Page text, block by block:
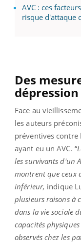
AVC : ces
risque d'attaque
Des
dépression
Face au
les auteurs
préventives contre
ayant eu un AVC. “
les survivants d'un
montrent que ceux
inférieur, indique
plusieurs raisons à
dans la vie sociale
capacités
observés chez les